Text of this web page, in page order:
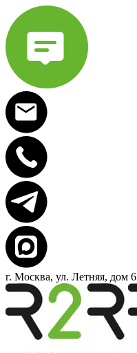
г. Москва, ул. Летняя, дом 6